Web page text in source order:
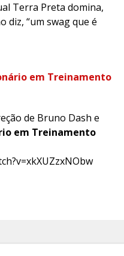
Terra Preta domina,
diz, “um swag que é
em Treinamento
de Bruno Dash e
em Treinamento